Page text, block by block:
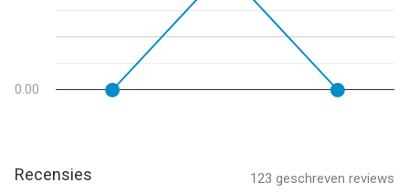
internationale media wordt de app aangeprezen. Echte
kunstliefhebbers kunnen niet zonder DailyArt!
-----------------------------------
0.00
123 geschreven reviews
Recensies